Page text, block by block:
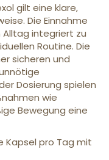
gilt eine klare,
Die Einnahme
integriert zu
Routine. Die
sicheren und
Dosierung spielen
wie
Bewegung eine
Kapsel pro Tag mit